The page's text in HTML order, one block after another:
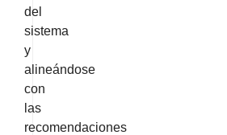
del
sistema
y
alineándose
con
las
recomendaciones